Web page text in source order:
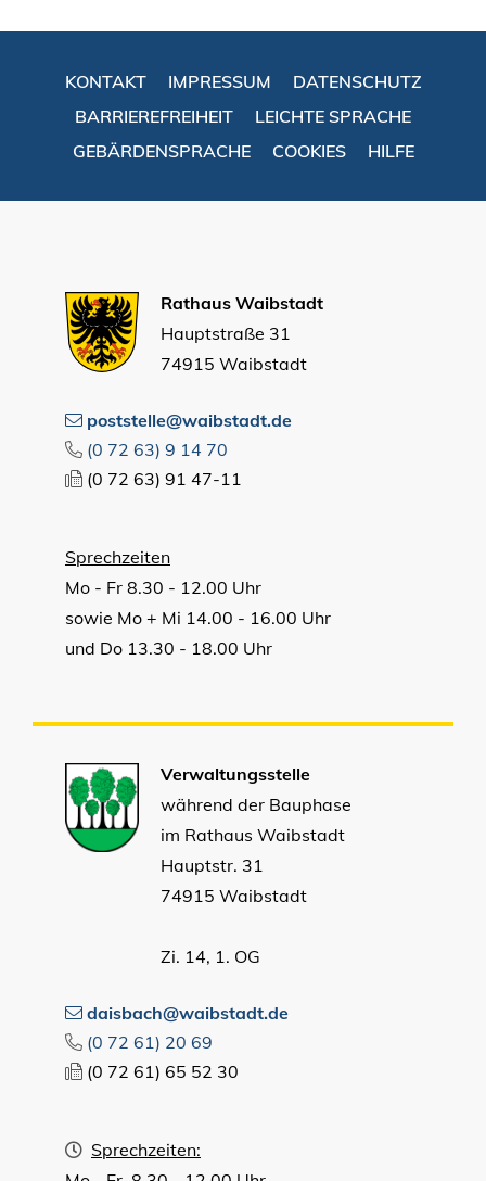
KONTAKT IMPRESSUM
DATENSCHUTZ
BARRIEREFREIHEIT
LEICHTE SPRACHE
GEBÄRDENSPRACHE
COOKIES HILFE
Rathaus Waibstadt
Hauptstraße 31
74915 Waibstadt
poststelle@waibstadt.de
(0 72 63) 9 14 70
(0 72 63) 91 47-11
Sprechzeiten
Mo - Fr 8.30 - 12.00 Uhr
sowie Mo + Mi 14.00 - 16.00 Uhr
und Do 13.30 - 18.00 Uhr
Verwaltungsstelle
während der Bauphase
im Rathaus Waibstadt
Hauptstr. 31
74915 Waibstadt
Zi. 14, 1. OG
daisbach@waibstadt.de
(0 72 61) 20 69
(0 72 61) 65 52 30
Sprechzeiten: